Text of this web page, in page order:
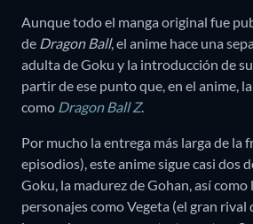
Aunque todo el manga original fue
de Dragon Ball, el anime hace una
adulta de Goku y la introducción de
partir de ese punto que, en el anime,
como Dragon Ball Z.
Por mucho la entrega más larga de la
episodios), este anime sigue casi dos
Goku, la madurez de Gohan, así
personajes como Vegeta (el gran